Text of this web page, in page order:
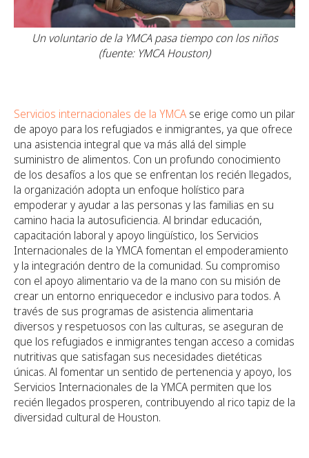
Un voluntario de la YMCA pasa tiempo con los niños
(fuente: YMCA Houston)
Servicios internacionales de la YMCA se erige como un pilar
de apoyo para los refugiados e inmigrantes, ya que ofrece
una asistencia integral que va más allá del simple
suministro de alimentos. Con un profundo conocimiento
de los desafíos a los que se enfrentan los recién llegados,
la organización adopta un enfoque holístico para
empoderar y ayudar a las personas y las familias en su
camino hacia la autosuficiencia. Al brindar educación,
capacitación laboral y apoyo lingüístico, los Servicios
Internacionales de la YMCA fomentan el empoderamiento
y la integración dentro de la comunidad. Su compromiso
con el apoyo alimentario va de la mano con su misión de
crear un entorno enriquecedor e inclusivo para todos. A
través de sus programas de asistencia alimentaria
diversos y respetuosos con las culturas, se aseguran de
que los refugiados e inmigrantes tengan acceso a comidas
nutritivas que satisfagan sus necesidades dietéticas
únicas. Al fomentar un sentido de pertenencia y apoyo, los
Servicios Internacionales de la YMCA permiten que los
recién llegados prosperen, contribuyendo al rico tapiz de la
diversidad cultural de Houston.